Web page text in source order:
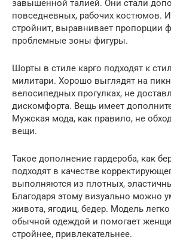
завышенной талией. Они стали
повседневных, рабочих костюмов.
стройнит, выравнивает пропорции
проблемные зоны фигуры.
Шорты в стиле карго подходят к
милитари. Хорошо выглядят на
велосипедных прогулках, не
дискомфорта. Вещь имеет
Мужская мода, как правило, не
вещи.
Такое дополнение гардероба, как
подходят в качестве
выполняются из плотных,
Благодаря этому визуально можно
живота, ягодиц, бедер. Модель
обычной одеждой и помогает
стройнее, привлекательнее.